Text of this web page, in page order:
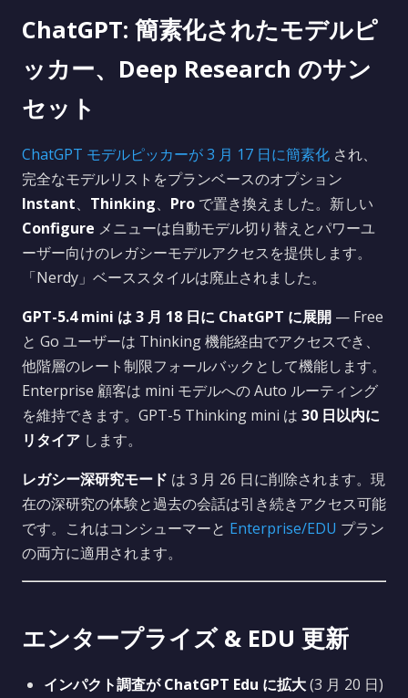
ChatGPT: 簡素化されたモデルピ
ッカー、Deep Research のサン
セット
ChatGPT モデルピッカーが 3 月 17 日に簡素化 され、
完全なモデルリストをプランベースのオプション
Instant、 Thinking、 Pro で置き換えました。新しい
Configure メニューは自動モデル切り替えとパワーユ
ーザー向けのレガシーモデルアクセスを提供します。
「Nerdy」ベーススタイルは廃止されました。
GPT-5.4 mini は 3 月 18 日に ChatGPT に展開 — Free
と Go ユーザーは Thinking 機能経由でアクセスでき、
他階層のレート制限フォールバックとして機能します。
Enterprise 顧客は mini モデルへの Auto ルーティング
を維持できます。GPT-5 Thinking mini は 30 日以内に
リタイア します。
レガシー深研究モード は 3 月 26 日に削除されます。現
在の深研究の体験と過去の会話は引き続きアクセス可能
です。これはコンシューマーと Enterprise/EDU プラン
の両方に適用されます。
エンタープライズ & EDU 更新
インパクト調査が ChatGPT Edu に拡大(3 月 20 日)